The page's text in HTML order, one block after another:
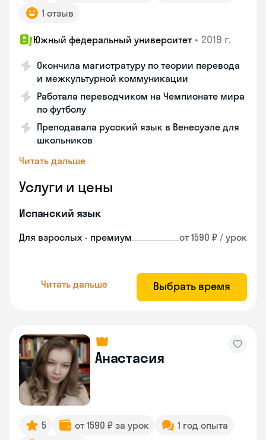
1 отзыв
Южный федеральный университет • 2019 г.
Окончила магистратуру по теории перевода
и межкультурной коммуникации
Работала переводчиком на Чемпионате мира
по футболу
Преподавала русский язык в Венесуэле для
школьников
Читать дальше
Услуги и цены
Испанский язык
Для взрослых - премиум от 1590 ₽ / урок
Читать дальше Выбрать время
Анастасия
5 от 1590 ₽ за урок
1 год опыта